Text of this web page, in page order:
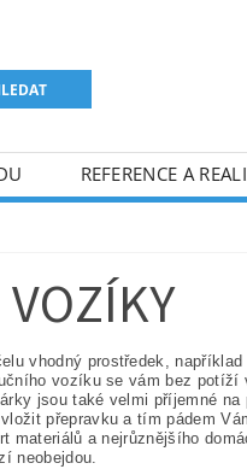
REFERENCE A
vhodný prostředek,
vozíku se vám bez potíží
jsou také velmi příjemné na
přepravku a tím pádem
materiálů a nejrůznějšího
neobejdou.